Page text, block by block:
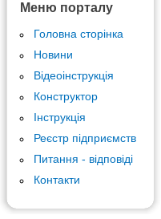
Меню порталу
Головна сторінка
Новини
Відеоінструкція
Конструктор
Інструкція
Реєстр підприємств
Питання - відповіді
Контакти